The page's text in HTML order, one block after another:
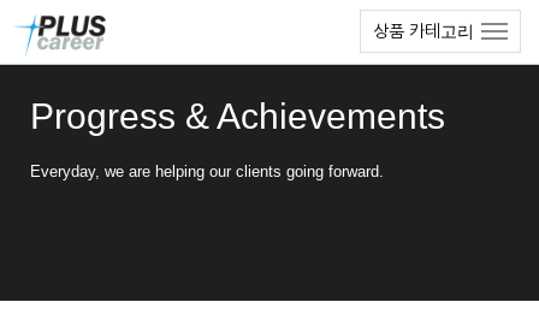
상품 카테고리
Progress & Achievements
Everyday, we are helping our clients going forward.